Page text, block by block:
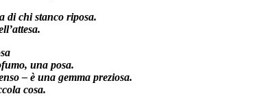
di chi stanco riposa.
una posa.
– è una gemma preziosa.
cosa.